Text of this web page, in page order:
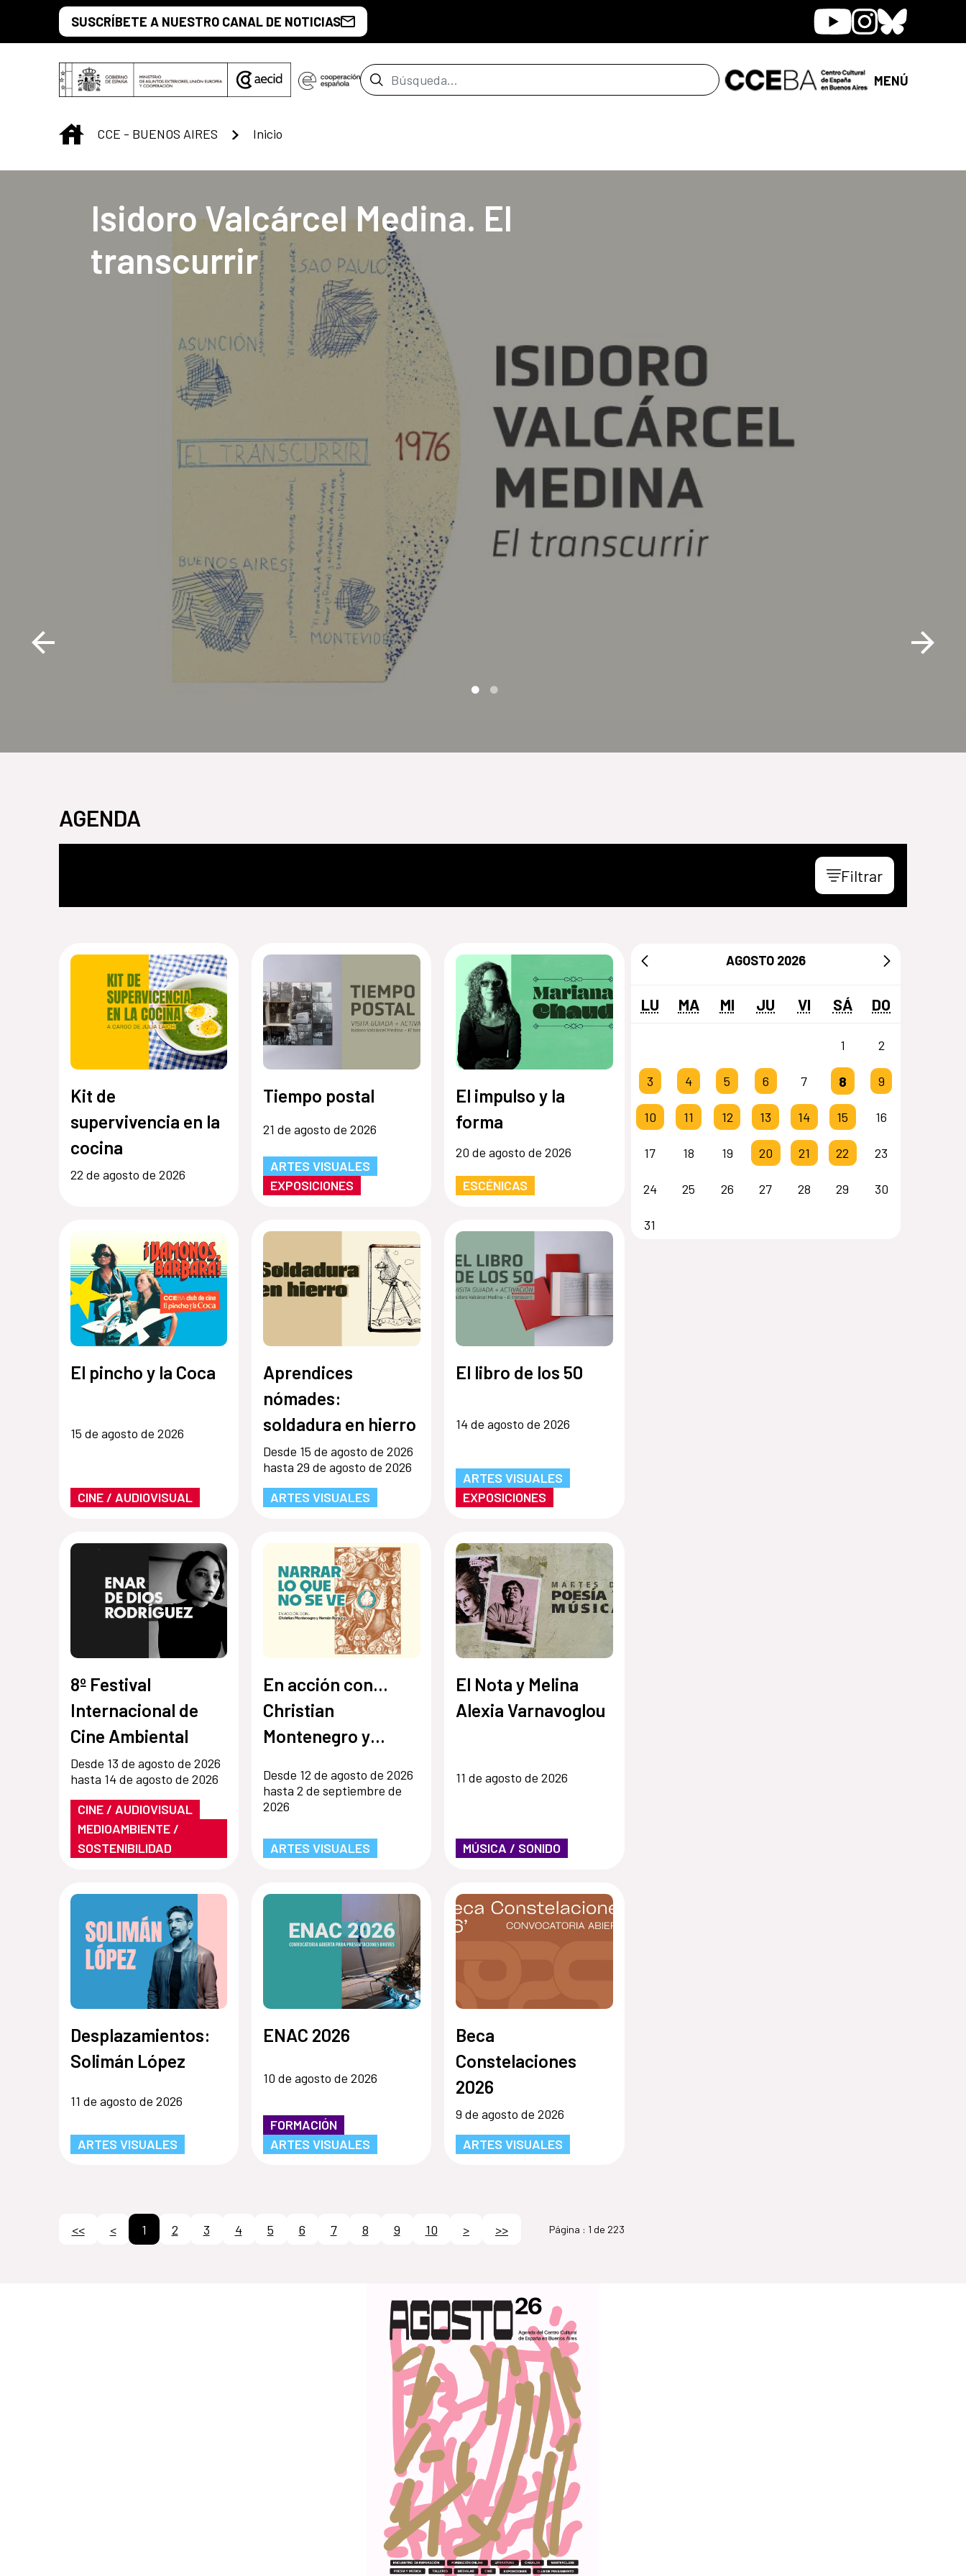
Saltar al contenido principal
SUSCRÍBETE A NUESTRO CANAL DE NOTICIAS YoutubeInstagram
Bluesky
Barra de búsqueda MENÚ
INICIO
CCE - BUENOS AIRES Inicio
Centro Cultural de Buenos Aires
Isidoro Valcárcel Medina. El
transcurrir
AGENDA
Filtrar
Kit de
supervivencia en la
cocina
22 de agosto de 2026
Tiempo postal
21 de agosto de 2026
ARTES VISUALES
EXPOSICIONES
El impulso y la
forma
20 de agosto de 2026
ESCÉNICAS
El pincho y la Coca
15 de agosto de 2026
CINE / AUDIOVISUAL
Aprendices
nómades:
soldadura en hierro
Desde 15 de agosto de 2026
hasta 29 de agosto de 2026
ARTES VISUALES
El libro de los 50
14 de agosto de 2026
ARTES VISUALES
EXPOSICIONES
8º Festival
Internacional de
Cine Ambiental
Desde 13 de agosto de 2026
hasta 14 de agosto de 2026
CINE / AUDIOVISUAL
MEDIOAMBIENTE /
SOSTENIBILIDAD
En acción con...
Christian
Montenegro y
Desde 12 de agosto de 2026
hasta 2 de septiembre de
2026
ARTES VISUALES
El Nota y Melina
Alexia Varnavoglou
11 de agosto de 2026
MÚSICA / SONIDO
Desplazamientos:
Solimán López
11 de agosto de 2026
ARTES VISUALES
ENAC 2026
10 de agosto de 2026
FORMACIÓN
ARTES VISUALES
Beca
Constelaciones
2026
9 de agosto de 2026
ARTES VISUALES
<< < 1 2 3 4 5 6 7 8 9 10 > >> Página : 1 de 223
AGOSTO 2026
LU MA MI JU VI SÁ DO
1 2
3 4 5 6 7 8 9
10 11 12 13 14 15 16
17 18 19 20 21 22 23
24 25 26 27 28 29 30
31